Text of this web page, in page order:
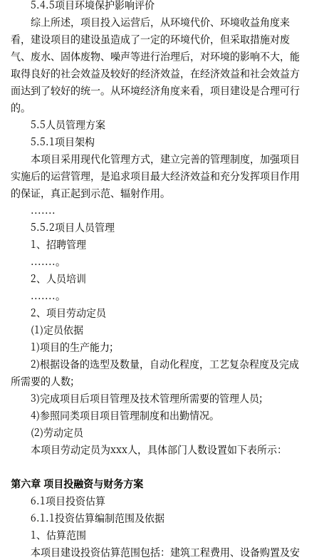
5.4.5项目环境保护影响评价
综上所述，项目投入运营后，从环境代价、环境收益角度来
看，建设项目的建设虽造成了一定的环境代价，但采取措施对废
气、废水、固体废物、噪声等进行治理后，对环境的影响不大，能
取得良好的社会效益及较好的经济效益，在经济效益和社会效益方
面达到了较好的统一。从环境经济角度来看，项目建设是合理可行
的。
5.5人员管理方案
5.5.1项目架构
本项目采用现代化管理方式，建立完善的管理制度，加强项目
实施后的运营管理，是追求项目最大经济效益和充分发挥项目作用
的保证，真正起到示范、辐射作用。
.......
5.5.2项目人员管理
1、招聘管理
.......。
2、人员培训
.......。
2、项目劳动定员
(1)定员依据
1)项目的生产能力;
2)根据设备的选型及数量，自动化程度，工艺复杂程度及完成
所需要的人数;
3)完成项目后项目管理及技术管理所需要的管理人员;
4)参照同类项目项目管理制度和出勤情况。
(2)劳动定员
本项目劳动定员为xxx人，具体部门人数设置如下表所示：
第六章 项目投融资与财务方案
6.1项目投资估算
6.1.1投资估算编制范围及依据
1、估算范围
本项目建设投资估算范围包括：建筑工程费用、设备购置及安